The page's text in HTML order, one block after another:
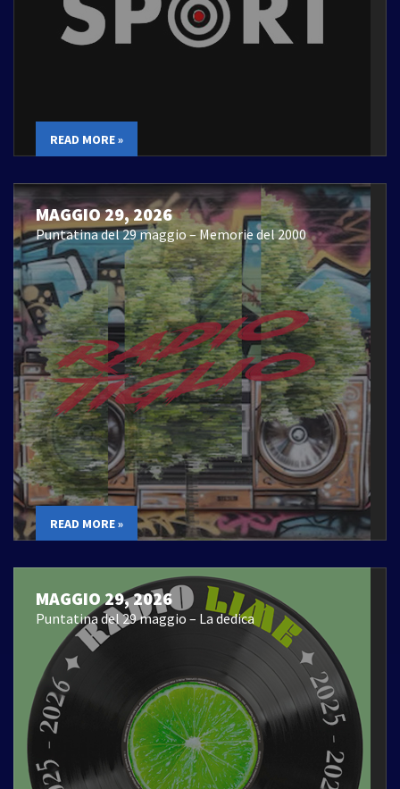
READ MORE »
MAGGIO 29, 2026
Puntatina del 29 maggio – Memorie del 2000
READ MORE »
MAGGIO 29, 2026
Puntatina del 29 maggio – La dedica